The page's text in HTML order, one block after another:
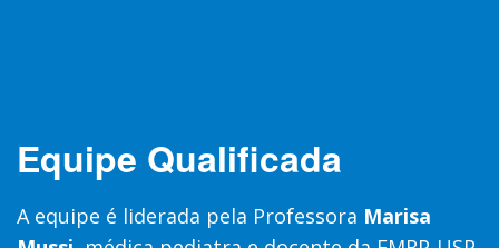
Equipe Qualificada
A equipe é liderada pela Professora Marisa